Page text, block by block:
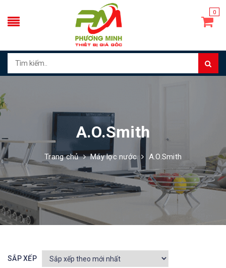
0
A.O.Smith
Trang chủ Máy lọc nước A.O.Smith
SẮP XẾP